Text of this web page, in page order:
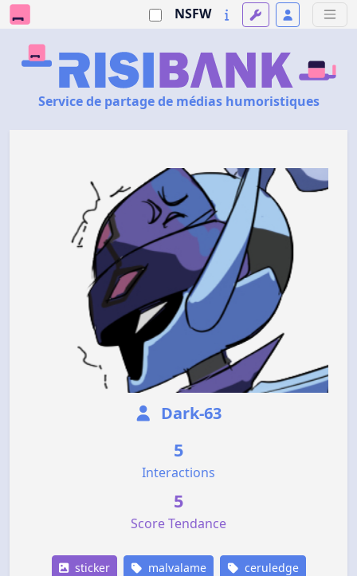
NSFW
Service de partage de médias humoristiques
Dark-63
5
Interactions
5
Score Tendance
sticker malvalame ceruledge